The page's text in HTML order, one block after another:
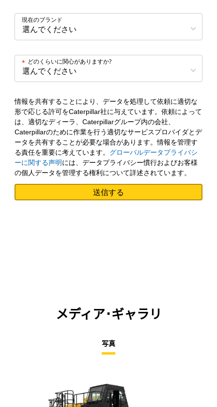
現在のブランド
どのくらいに関心がありますか?
*
情報を共有することにより、データを処理して依頼に適切な
形で応じる許可をCaterpillar社に与えています。依頼によって
は、適切なディーラ、Caterpillarグループ内の会社、
Caterpillarのために作業を行う適切なサービスプロバイダとデ
ータを共有することが必要な場合があります。情報を管理す
る責任を重要に考えています。 グローバルデータプライバシ
ーに関する声明には、データプライバシー慣行およびお客様
の個人データを管理する権利について詳述されています。
メディア･ギャラリ
写真